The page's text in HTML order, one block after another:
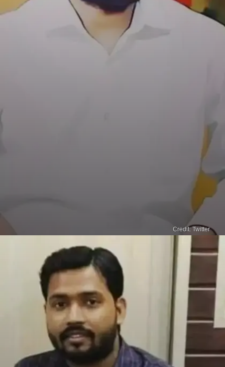
Credit: Twitter